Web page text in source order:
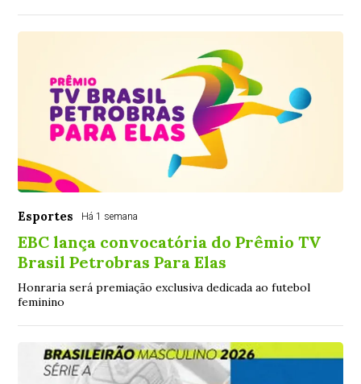
Esportes Há 1 semana
EBC lança convocatória do Prêmio TV
Brasil Petrobras Para Elas
Honraria será premiação exclusiva dedicada ao futebol
feminino